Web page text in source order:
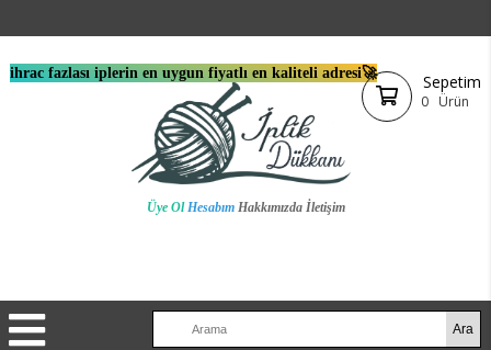
ihrac fazlası iplerin en uygun fiyatlı en kaliteli adresi🚀
Üye Ol Hesabım Hakkımızda İletişim
Sepetim
0 Ürün